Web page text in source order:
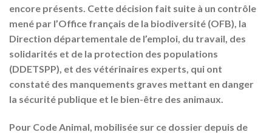
encore présents. Cette décision fait suite à un contrôle
mené par l’Office français de la biodiversité (OFB), la
Direction départementale de l’emploi, du travail, des
solidarités et de la protection des populations
(DDETSPP), et des vétérinaires experts, qui ont
constaté des manquements graves mettant en danger
la sécurité publique et le bien-être des animaux.
Pour Code Animal, mobilisée sur ce dossier depuis de